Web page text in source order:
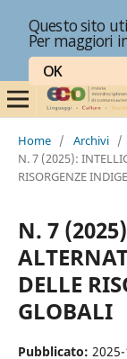
Questo sito
Per maggiori
OK
Home / Archivi /
N. 7 (2025):
RISORGENZE
N. 7
DELLE
GLOBALI
Pubblicato: